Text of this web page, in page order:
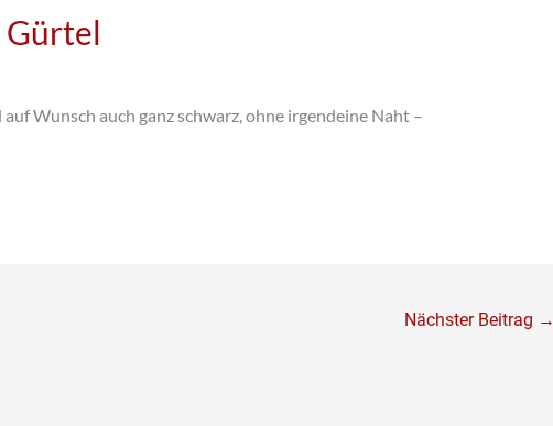
Gürtel
Wunsch auch ganz schwarz, ohne irgendeine Naht –
Nächster Beitrag →